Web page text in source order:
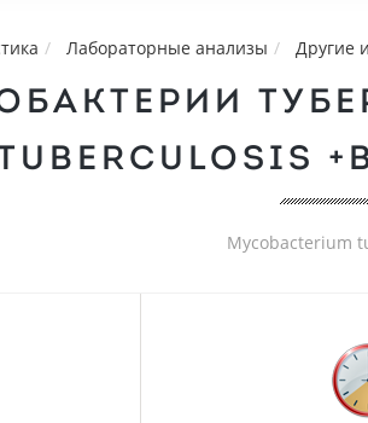
Лабораторные анализы Другие
Mycobacterium